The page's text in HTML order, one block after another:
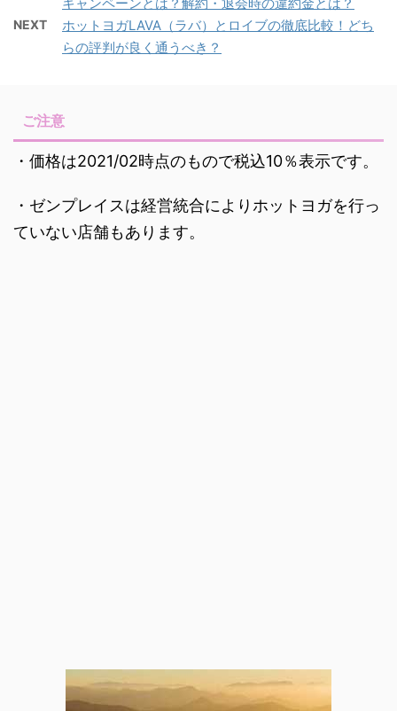
NEXT
ホットヨガLAVA（ラバ）とロイブの徹底比較！どち
らの評判が良く通うべき？
ご注意
・価格は2021/02時点のもので税込10％表示です。
・ゼンプレイスは経営統合によりホットヨガを行っ
ていない店舗もあります。